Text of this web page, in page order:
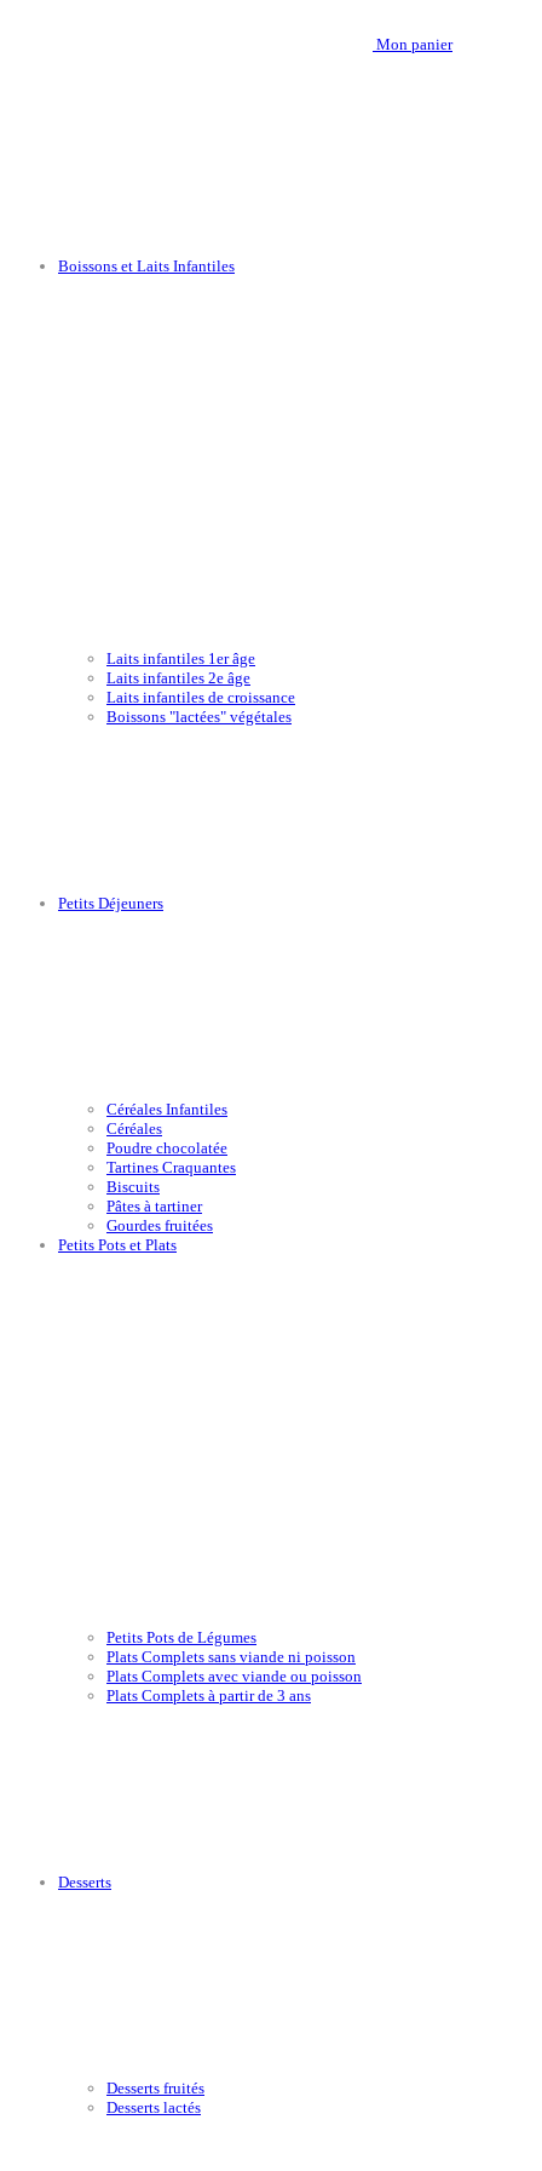
Mon panier
Boissons et Laits Infantiles
Laits infantiles 1er âge
Laits infantiles 2e âge
Laits infantiles de croissance
Boissons "lactées" végétales
Petits Déjeuners
Céréales Infantiles
Céréales
Poudre chocolatée
Tartines Craquantes
Biscuits
Pâtes à tartiner
Gourdes fruitées
Petits Pots et Plats
Petits Pots de Légumes
Plats Complets sans viande ni poisson
Plats Complets avec viande ou poisson
Plats Complets à partir de 3 ans
Desserts
Desserts fruités
Desserts lactés